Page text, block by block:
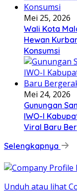
Mei 25, 2026
Wali Kota
Hewan
Konsumsi
Mei 24, 2026
Gunungan
IWO-I
Viral Baru
Selengkapnya
Unduh atau lihat